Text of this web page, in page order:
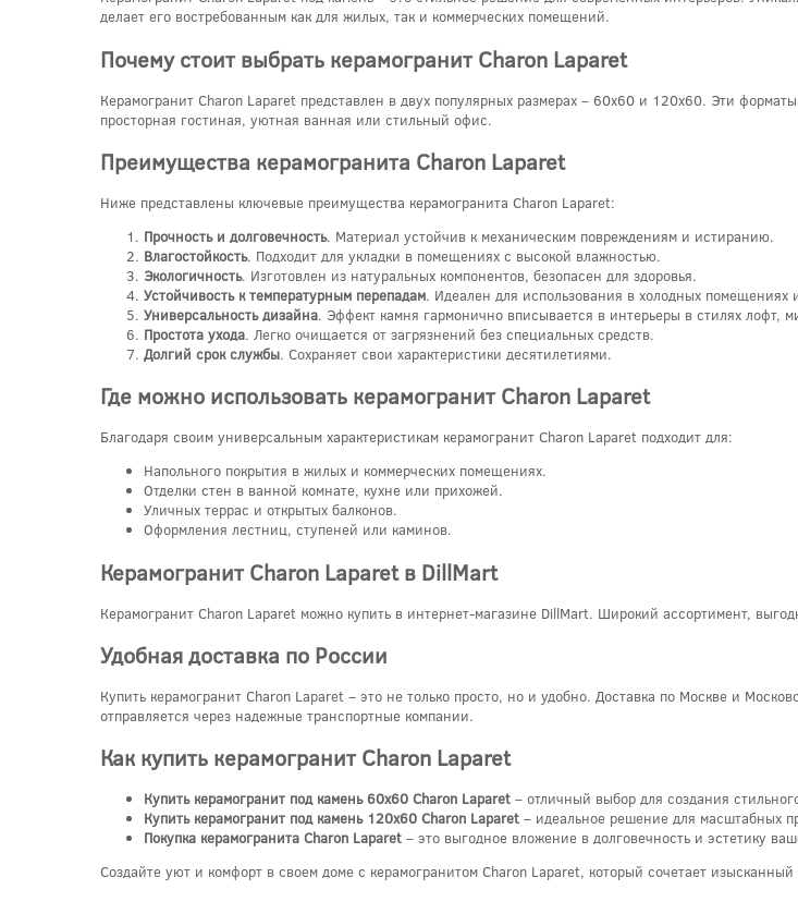
делает его востребованным как для жилых, так и коммерческих помещений.
Почему стоит выбрать керамогранит Charon Laparet
Керамогранит Charon Laparet представлен в двух популярных размерах – 60x60 и 120x60. Эти
просторная гостиная, уютная ванная или стильный офис.
Преимущества керамогранита Charon Laparet
Ниже представлены ключевые преимущества керамогранита Charon Laparet:
Прочность и долговечность. Материал устойчив к механическим повреждениям и истиранию.
Влагостойкость. Подходит для укладки в помещениях с высокой влажностью.
Экологичность. Изготовлен из натуральных компонентов, безопасен для здоровья.
Устойчивость к температурным перепадам. Идеален для использования в холодных помещениях
Универсальность дизайна. Эффект камня гармонично вписывается в интерьеры в стилях лофт,
Простота ухода. Легко очищается от загрязнений без специальных средств.
Долгий срок службы. Сохраняет свои характеристики десятилетиями.
Где можно использовать керамогранит Charon Laparet
Благодаря своим универсальным характеристикам керамогранит Charon Laparet подходит для:
Напольного покрытия в жилых и коммерческих помещениях.
Отделки стен в ванной комнате, кухне или прихожей.
Уличных террас и открытых балконов.
Оформления лестниц, ступеней или каминов.
Керамогранит Charon Laparet в DillMart
Керамогранит Charon Laparet можно купить в интернет-магазине DillMart. Широкий ассортимент,
Удобная доставка по России
Купить керамогранит Charon Laparet – это не только просто, но и удобно. Доставка по Москве и
отправляется через надежные транспортные компании.
Как купить керамогранит Charon Laparet
Купить керамогранит под камень 60x60 Charon Laparet – отличный выбор для создания
Купить керамогранит под камень 120x60 Charon Laparet – идеальное решение для масштабных
Покупка керамогранита Charon Laparet – это выгодное вложение в долговечность и эстетику
Создайте уют и комфорт в своем доме с керамогранитом Charon Laparet, который сочетает